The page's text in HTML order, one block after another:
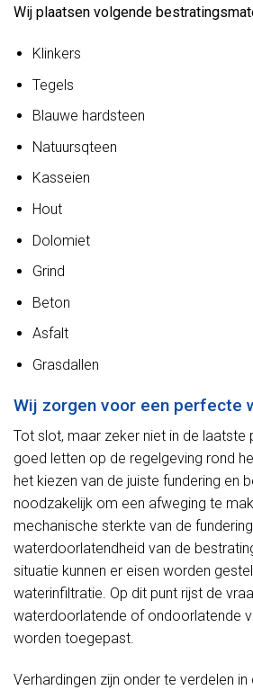
Wij plaatsen volgende
Klinkers
Tegels
Blauwe hardsteen
Natuursqteen
Kasseien
Hout
Dolomiet
Grind
Beton
Asfalt
Grasdallen
Wij zorgen voor een perfecte
Tot slot, maar zeker niet in de laatste
goed letten op de regelgeving rond
het kiezen van de juiste fundering en
noodzakelijk om een afweging te
mechanische sterkte van de
waterdoorlatendheid van de
situatie kunnen er eisen worden
waterinfiltratie. Op dit punt rijst de
waterdoorlatende of ondoorlatende
worden toegepast.
Verhardingen zijn onder te verdelen in